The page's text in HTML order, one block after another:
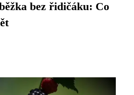
bez řidičáku: Co